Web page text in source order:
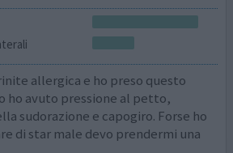
allergica e ho preso questo
ho avuto pressione al petto,
sudorazione e capogiro. Forse ho
di star male devo prendermi una